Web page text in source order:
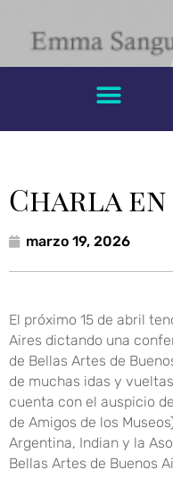
Charla en
marzo 19, 2026
El próximo 15 de abril
Aires dictando una
de Bellas Artes de
de muchas idas y
cuenta con el auspicio
de Amigos de los
Argentina, Indian y la
Bellas Artes de Buenos